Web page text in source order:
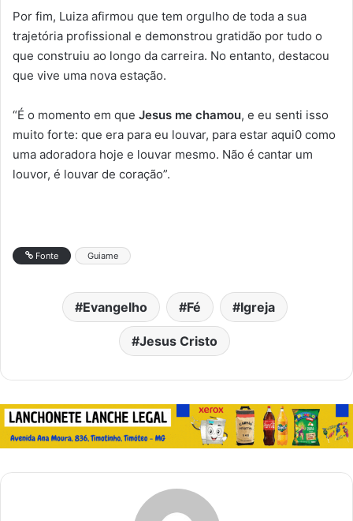
Por fim, Luiza afirmou que tem orgulho de toda a sua
trajetória profissional e demonstrou gratidão por tudo o
que construiu ao longo da carreira. No entanto, destacou
que vive uma nova estação.
“É o momento em que Jesus me chamou, e eu senti isso
muito forte: que era para eu louvar, para estar aqui0 como
uma adoradora hoje e louvar mesmo. Não é cantar um
louvor, é louvar de coração”.
Fonte Guiame
Evangelho Fé Igreja
Jesus Cristo